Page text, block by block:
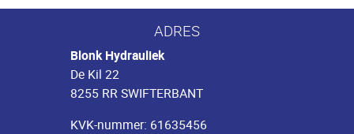
ADRES
Blonk Hydrauliek
De Kil 22
8255 RR SWIFTERBANT
KVK-nummer: 61635456